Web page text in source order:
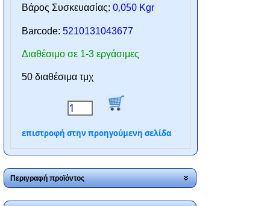
Βάρος Συσκευασίας: 0,050 Kgr
Barcode: 5210131043677
Διαθέσιμο σε 1-3 εργάσιμες
50 διαθέσιμα τμχ
επιστροφή στην προηγούμενη σελίδα
Περιγραφή προϊόντος